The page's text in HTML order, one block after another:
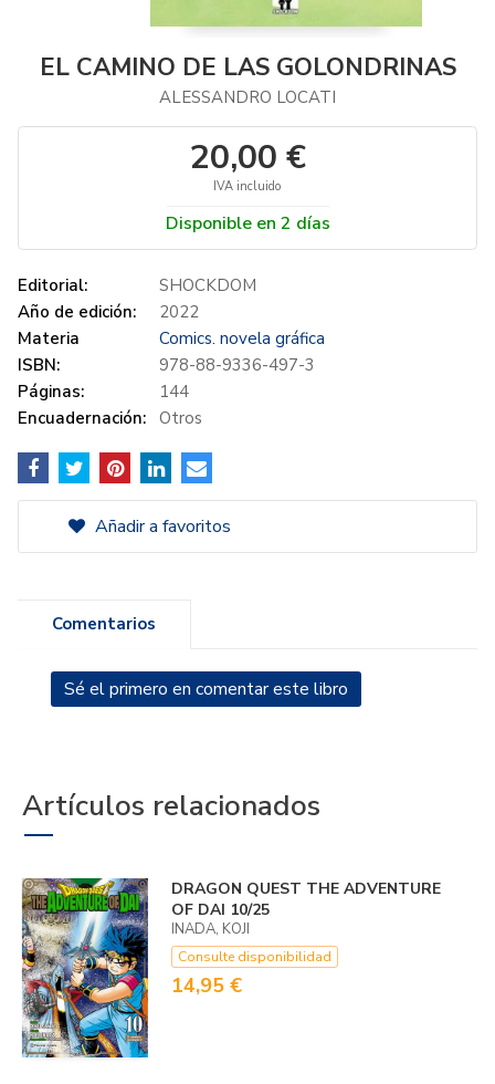
EL CAMINO DE LAS GOLONDRINAS
ALESSANDRO LOCATI
20,00 €
IVA incluido
Disponible en 2 días
Editorial:
SHOCKDOM
Año de edición:
2022
Materia
Comics. novela gráfica
ISBN:
978-88-9336-497-3
Páginas:
144
Encuadernación: Otros
Añadir a favoritos
Comentarios
Sé el primero en comentar este libro
Artículos relacionados
DRAGON QUEST THE ADVENTURE
OF DAI 10/25
INADA, KOJI
Consulte disponibilidad
14,95 €